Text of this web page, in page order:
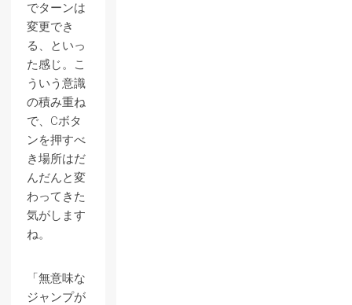
でターンは
変更でき
る、といっ
た感じ。こ
ういう意識
の積み重ね
で、Cボタ
ンを押すべ
き場所はだ
んだんと変
わってきた
気がします
ね。
「無意味な
ジャンプが